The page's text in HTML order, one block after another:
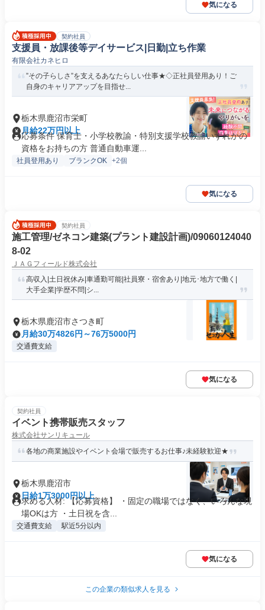
気になる
契約社員
支援員・放課後等デイサービス|日勤|立ち作業
有限会社カネヒロ
”その子らしさ”を支えるあなたらしい仕事★◇正社員登用あり！ご
自身のキャリアアップを目指せ...
栃木県鹿沼市栄町
月給22万円以上
応募条件 保育士・小学校教諭・特別支援学校教諭いずれかの
資格をお持ちの方 普通自動車運...
社員登用あり ブランクOK +2個
気になる
契約社員
施工管理/ゼネコン建築(プラント建設計画)/09060124040
8-02
ＪＡＧフィールド株式会社
高収入|土日祝休み|車通勤可能|社員寮・宿舍あり|地元･地方で働く|
大手企業|学歴不問|シ...
栃木県鹿沼市さつき町
月給30万4826円～76万5000円
交通費支給
気になる
契約社員
イベント携帯販売スタッフ
株式会社サンリキュール
各地の商業施設やイベント会場で販売するお仕事♪未経験歓迎★
栃木県鹿沼市
日給1万3000円以上
求める人材: 【応募資格】 ・固定の職場ではなく、いろんな現
場OKは方 ・土日祝を含...
交通費支給 駅近5分以内
気になる
この企業の類似求人を見る